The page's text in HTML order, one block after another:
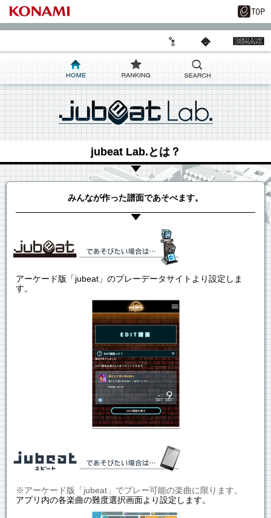
jubeat Lab.とは？
みんなが作った譜面であそべます。
アーケード版「jubeat」のプレーデータサイトより設定しま
す。
※アーケード版「jubeat」でプレー可能の楽曲に限ります。
アプリ内の各楽曲の難度選択画面より設定します。